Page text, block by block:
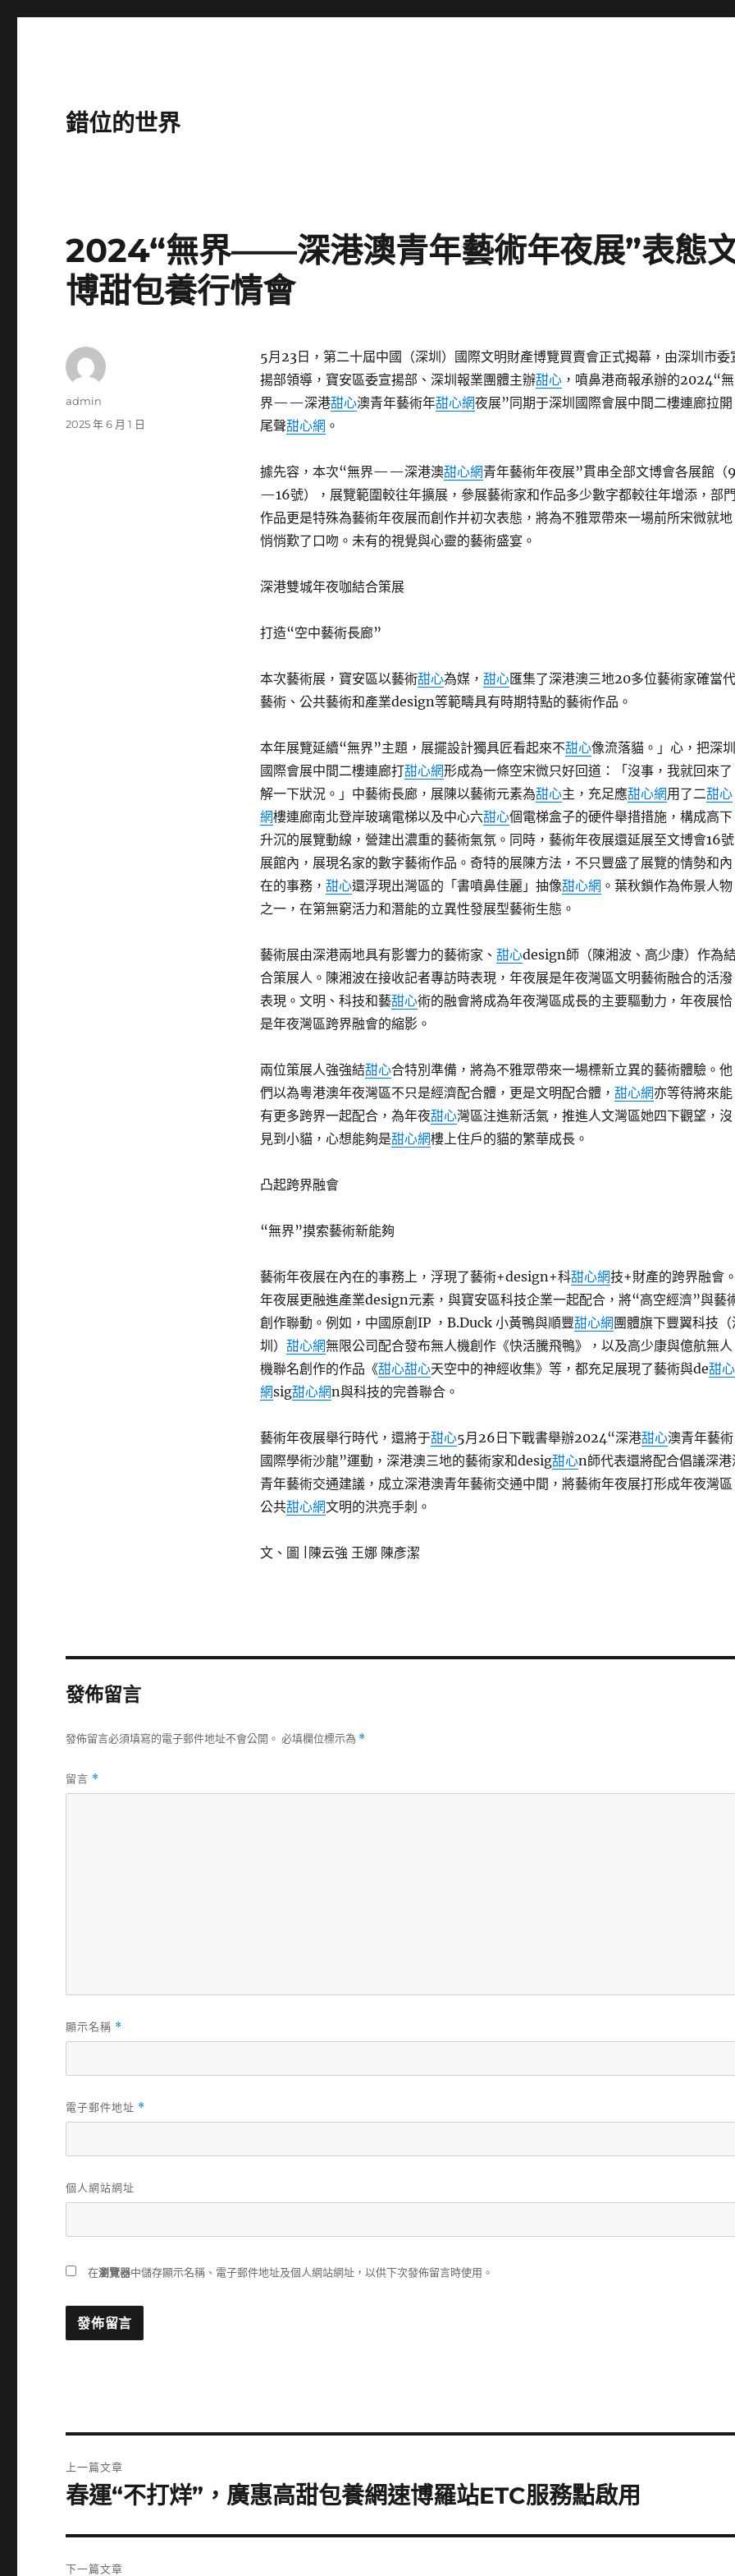
錯位的世界
2024“無界——深港澳青年藝術年夜展”表態
博甜包養行情會
5月23日，第二十屆中國（深圳）國際文明財產博覽買賣會正式揭幕，由深圳市委
揚部領導，寶安區委宣揚部、深圳報業團體主辦甜心，噴鼻港商報承辦的2024“無
界——深港甜心澳青年藝術年甜心網夜展”同期于深圳國際會展中間二樓連廊拉開
尾聲甜心網 。
據先容，本次“無界——深港澳甜心網青年藝術年夜展”貫串全部文博會各展館（
—16號），展覽範圍較往年擴展，參展藝術家和作品多少數字都較往年增添，部
作品更是特殊為藝術年夜展而創作并初次表態，將為不雅眾帶來一場前所宋微就地
悄悄歎了口吻。未有的視覺與心靈的藝術盛宴。
深港雙城年夜咖結合策展
打造“空中藝術長廊”
本次藝術展，寶安區以藝術甜心為媒， 甜心匯集了深港澳三地20多位藝術家確當代
藝術、公共藝術和產業design等範疇具有時期特點的藝術作品。
本年展覽延續“無界”主題，展擺設計獨具匠看起來不甜心像流落貓。」心，把深圳
國際會展中間二樓連廊打甜心網形成為一條空宋微只好回道：「沒事，我就回來了
解一下狀況。」中藝術長廊，展陳以藝術元素為甜心主，充足應甜心網用了二甜心
網樓連廊南北登岸玻璃電梯以及中心六甜心個電梯盒子的硬件舉措措施，構成高下
升沉的展覽動線，營建出濃重的藝術氣氛。同時，藝術年夜展還延展至文博會16號
展館內，展現名家的數字藝術作品。奇特的展陳方法，不只豐盛了展覽的情勢和內
在的事務， 甜心還浮現出灣區的「書噴鼻佳麗」抽像甜心網 。葉秋鎖作為佈景人物
之一，在第無窮活力和潛能的立異性發展型藝術生態。
藝術展由深港兩地具有影響力的藝術家、 甜心design師（陳湘波、高少康）作為
合策展人。陳湘波在接收記者專訪時表現，年夜展是年夜灣區文明藝術融合的活潑
表現。文明、科技和藝甜心術的融會將成為年夜灣區成長的主要驅動力，年夜展恰
是年夜灣區跨界融會的縮影。
兩位策展人強強結甜心合特別準備，將為不雅眾帶來一場標新立異的藝術體驗。他
們以為粵港澳年夜灣區不只是經濟配合體，更是文明配合體， 甜心網亦等待將來能
有更多跨界一起配合，為年夜甜心灣區注進新活氣，推進人文灣區她四下觀望，沒
見到小貓，心想能夠是甜心網樓上住戶的貓的繁華成長。
凸起跨界融會
“無界”摸索藝術新能夠
藝術年夜展在內在的事務上，浮現了藝術+design+科甜心網技+財產的跨界融會
年夜展更融進產業design元素，與寶安區科技企業一起配合，將“高空經濟”與藝
創作聯動。例如，中國原創IP ，B.Duck 小黃鴨與順豐甜心網 團體旗下豐翼科技（
圳） 甜心網無限公司配合發布無人機創作《快活騰飛鴨》，以及高少康與億航無人
機聯名創作的作品《甜心甜心天空中的神經收集》等，都充足展現了藝術與de甜心
網sig甜心網n與科技的完善聯合。
藝術年夜展舉行時代，還將于甜心5月26日下戰書舉辦2024“深港甜心澳青年藝術
國際學術沙龍”運動，深港澳三地的藝術家和desig甜心n師代表還將配合倡議深港
青年藝術交通建議，成立深港澳青年藝術交通中間，將藝術年夜展打形成年夜灣區
公共甜心網文明的洪亮手刺。
文、圖 |陳云強 王娜 陳彥潔
作
admin
發
2025 年 6 月 1 日
發佈留言
發佈留言必須填寫的電子郵件地址不會公開。 必填欄位標示為 *
留言 *
顯示名稱 *
電子郵件地址 *
個人網站網址
在瀏覽器中儲存顯示名稱、電子郵件地址及個人網站網址，以供下次發佈留言時使用。
章
上一篇文章
上
篇
文
春運“不打烊”，廣惠高甜包養網速博羅站ETC服務點啟用
下一篇文章